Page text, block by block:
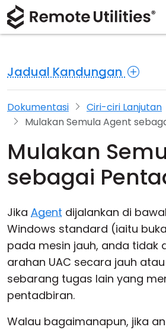
Jadual Kandungan
Dokumentasi
Ciri-ciri Lanjutan
Mulakan Semula Agent
Mulakan
sebagai
Jika Agent dijalankan di
Windows standard (iaitu
pada mesin jauh, anda tidak
arahan UAC secara jauh
sebarang tugas lain yang
pentadbiran.
Walau bagaimanapun, jika
Produk
Keselamatan
Tangkapan Skrin
Sifat Sambungan
Akses Tanpa Pengawasan
Sokongan Active Directory
Konfigurasi MSI
Awan & Di Dalam Premis
Penyelesaian
Pengilangan dan Peruncitan
Kesihatan
Teknologi maklumat
Muat turun
macOS
Linux
Beli
Pembantu Lesen
Tingkatkan Lesen Anda
Sokongan
Dokumentasi
Pangkalan Pengetahuan
Tentang
Bilik Akhbar
Tulis Ulasan